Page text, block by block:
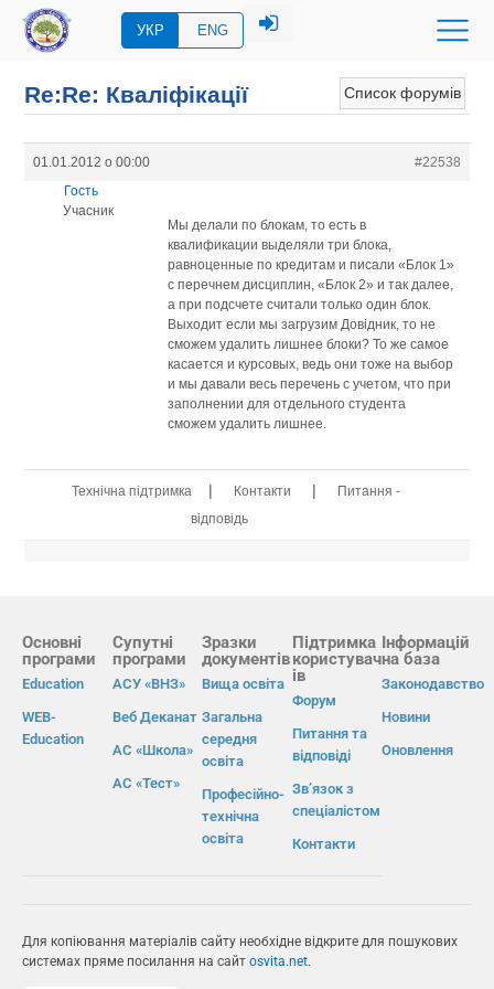
УКР ENG
Список форумів
Re:Re: Кваліфікації
01.01.2012 о 00:00
#22538
Гость
Учасник
Мы делали по блокам, то есть в
квалификации выделяли три блока,
равноценные по кредитам и писали «Блок 1»
с перечнем дисциплин, «Блок 2» и так далее,
а при подсчете считали только один блок.
Выходит если мы загрузим Довідник, то не
сможем удалить лишнее блоки? То же самое
касается и курсовых, ведь они тоже на выбор
и мы давали весь перечень с учетом, что при
заполнении для отдельного студента
сможем удалить лишнее.
Технічна підтримка | Контакти |
Питання -
відповідь
Основні
програми
Education
WEB-
Education
Супутні
програми
АСУ «ВНЗ»
Веб Деканат
АС «Школа»
АС «Тест»
Зразки
документів
Вища освіта
Загальна
середня
освіта
Професійно-
технічна
освіта
Підтримка
користувач
ів
Форум
Питання та
відповіді
Зв’язок з
спеціалістом
Контакти
Інформацій
на база
Законодавство
Новини
Оновлення
Для копіювання матеріалів сайту необхідне відкрите для пошукових
системах пряме посилання на сайт osvita.net.